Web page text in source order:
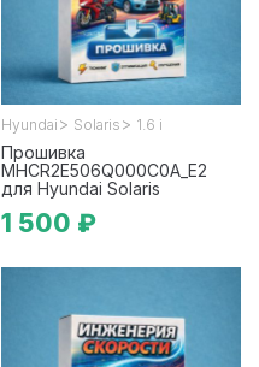
Hyundai > Solaris > 1.6 i
Прошивка
MHCR2E506Q000C0A_E2
для Hyundai Solaris
1 500 ₽